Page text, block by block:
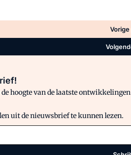
Vorige
hoogte van de laatste
uit de nieuwsbrief te kunnen lezen.